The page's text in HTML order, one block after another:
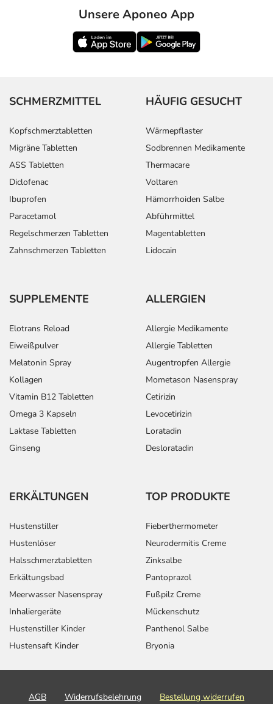
Unsere Aponeo App
SCHMERZMITTEL
Kopfschmerztabletten
Migräne Tabletten
ASS Tabletten
Diclofenac
Ibuprofen
Paracetamol
Regelschmerzen Tabletten
Zahnschmerzen Tabletten
HÄUFIG GESUCHT
Wärmepflaster
Sodbrennen Medikamente
Thermacare
Voltaren
Hämorrhoiden Salbe
Abführmittel
Magentabletten
Lidocain
SUPPLEMENTE
Elotrans Reload
Eiweißpulver
Melatonin Spray
Kollagen
Vitamin B12 Tabletten
Omega 3 Kapseln
Laktase Tabletten
Ginseng
ALLERGIEN
Allergie Medikamente
Allergie Tabletten
Augentropfen Allergie
Mometason Nasenspray
Cetirizin
Levocetirizin
Loratadin
Desloratadin
ERKÄLTUNGEN
Hustenstiller
Hustenlöser
Halsschmerztabletten
Erkältungsbad
Meerwasser Nasenspray
Inhaliergeräte
Hustenstiller Kinder
Hustensaft Kinder
TOP PRODUKTE
Fieberthermometer
Neurodermitis Creme
Zinksalbe
Pantoprazol
Fußpilz Creme
Mückenschutz
Panthenol Salbe
Bryonia
AGB Widerrufsbelehrung
Bestellung widerrufen